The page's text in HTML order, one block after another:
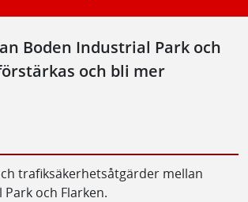
Boden Industrial Park och
och bli mer
trafiksäkerhetsåtgärder mellan
och Flarken.